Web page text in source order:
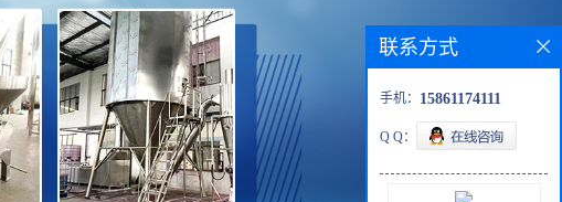
联系方式
手机： 15861174111
Q Q：